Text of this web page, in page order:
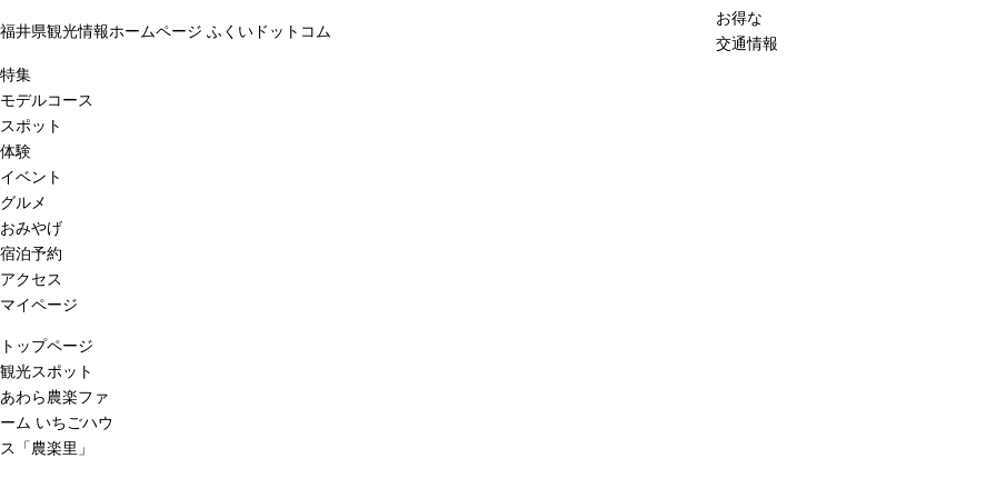
福井県観光情報ホームページ ふくいドットコム
お得な
交通情報
特集
モデルコース
スポット
体験
イベント
グルメ
おみやげ
宿泊予約
アクセス
マイページ
トップページ
観光スポット
あわら農楽ファ
ーム いちごハウ
ス「農楽里」